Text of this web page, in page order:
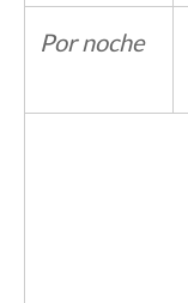
Por noche